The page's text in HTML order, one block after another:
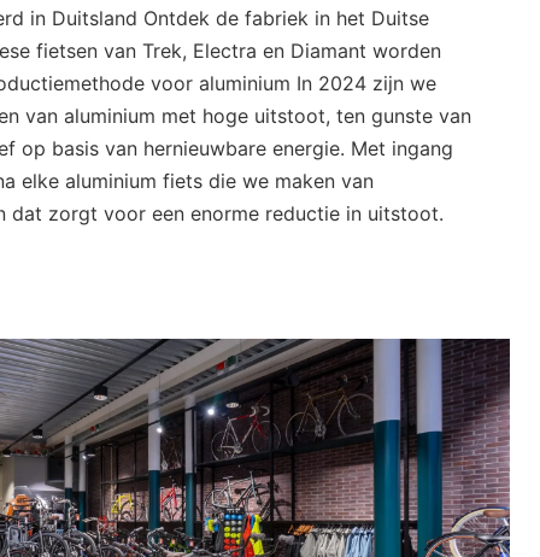
in Duitsland Ontdek de fabriek in het Duitse
fietsen van Trek, Electra en Diamant worden
voor aluminium In 2024 zijn we
van aluminium met hoge uitstoot, ten gunste van
op basis van hernieuwbare energie. Met ingang
elke aluminium fiets die we maken van
dat zorgt voor een enorme reductie in uitstoot.